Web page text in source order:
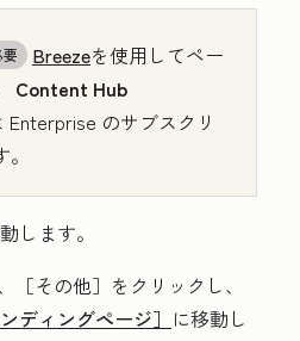
Breezeを使用してペー
Content Hub
Enterprise のサブスクリ
します。
［その他］をクリックし、
ンディングページ］ に移動し